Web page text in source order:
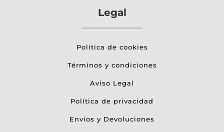
Legal
Política de cookies
Términos y condiciones
Aviso Legal
Política de privacidad
Envíos y Devoluciones